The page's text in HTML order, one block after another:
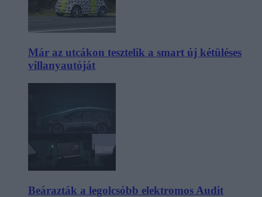
Már az utcákon tesztelik a smart új kétüléses
villanyautóját
Beárazták a legolcsóbb elektromos Audit